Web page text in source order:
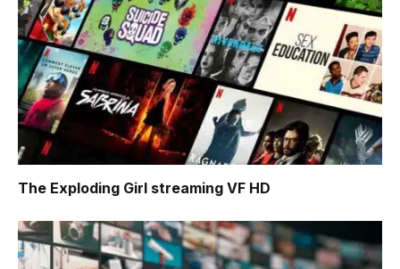
The Exploding Girl streaming VF HD